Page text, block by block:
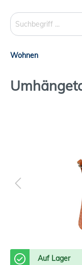
Wohnen
Auf Lager